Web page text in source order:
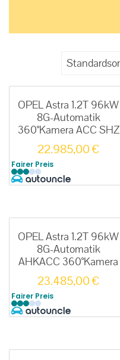
OPEL Astra 1.2T 96kW
8G-Automatik
360°Kamera ACC SHZ
22.985,00€
Fairer Preis
OPEL Astra 1.2T 96kW
8G-Automatik
AHKACC 360°Kamera
23.485,00€
Fairer Preis